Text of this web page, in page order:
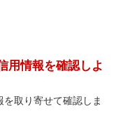
用情報を確認しよ
取り寄せて確認しま